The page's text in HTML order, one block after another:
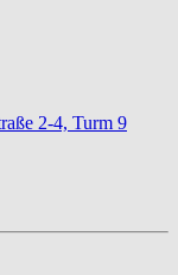
2-4, Turm 9